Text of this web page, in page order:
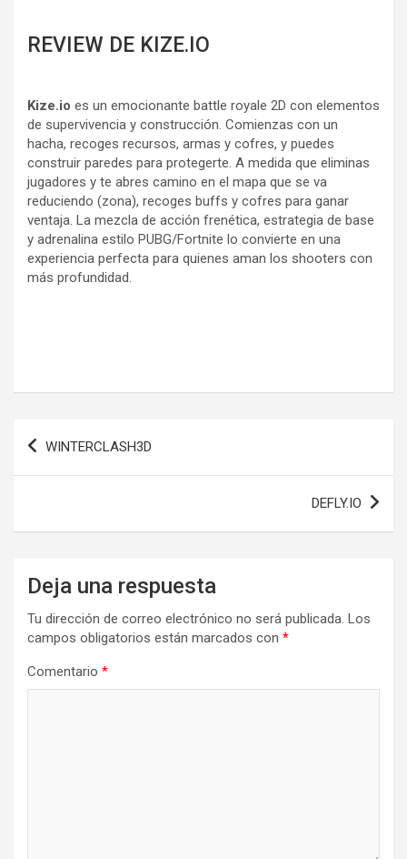
REVIEW DE KIZE.IO
Kize.io es un emocionante battle royale 2D con elementos
de supervivencia y construcción. Comienzas con un
hacha, recoges recursos, armas y cofres, y puedes
construir paredes para protegerte. A medida que eliminas
jugadores y te abres camino en el mapa que se va
reduciendo (zona), recoges buffs y cofres para ganar
ventaja. La mezcla de acción frenética, estrategia de base
y adrenalina estilo PUBG/Fortnite lo convierte en una
experiencia perfecta para quienes aman los shooters con
más profundidad.
Navegación
WINTERCLASH3D
DEFLY.IO
Deja una respuesta
Tu dirección de correo electrónico no será publicada. Los
campos obligatorios están marcados con *
Comentario *